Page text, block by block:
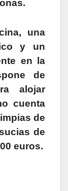
una
y un
en la
de
alojar
cuenta
de
de
euros.